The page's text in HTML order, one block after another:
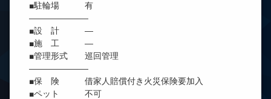
■駐輪場 有
―――――――
■設 計 ―
■施 工 ―
■管理形式 巡回管理
―――――――
■保 険 借家人賠償付き火災保険要加入
■ペット 不可